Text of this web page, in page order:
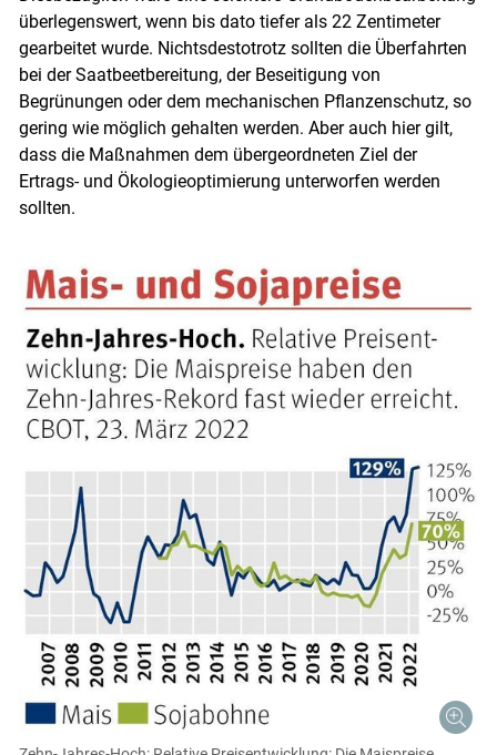
Skip to main content
überlegenswert, wenn bis dato tiefer als 22 Zentimeter
gearbeitet wurde. Nichtsdestotrotz sollten die Überfahrten
bei der Saatbeetbereitung, der Beseitigung von
Begrünungen oder dem mechanischen Pflanzenschutz, so
gering wie möglich gehalten werden. Aber auch hier gilt,
dass die Maßnahmen dem übergeordneten Ziel der
Ertrags- und Ökologieoptimierung unterworfen werden
sollten.